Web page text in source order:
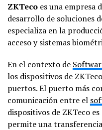
ZKTeco es una empresa
desarrollo de soluciones
especializa en la
acceso y sistemas
En el contexto de
los dispositivos de
puertos. El puerto más
comunicación entre el
dispositivos de ZKTeco es
permite una